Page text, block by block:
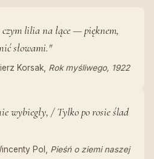
lilia na łące — pięknem,
słowami."
Korsak Rok myśliwego, 1922
wybiegły, / Tylko po rosie ślad
Pol Pieśń o ziemi naszej